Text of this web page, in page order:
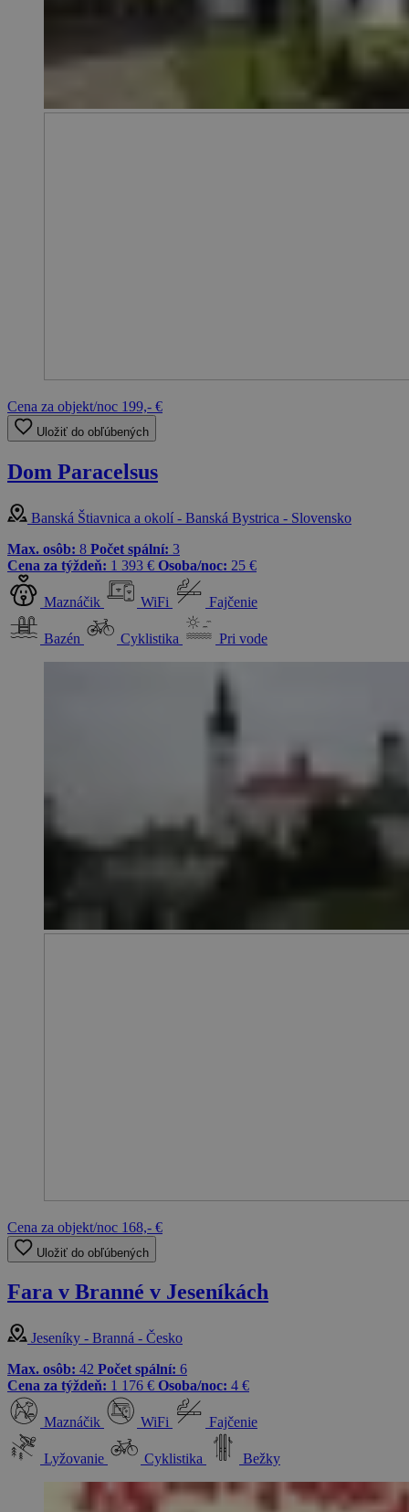
Cena za objekt/noc 199,- €
Uložiť do obľúbených
Dom Paracelsus
Banská Štiavnica a okolí - Banská Bystrica - Slovensko
Max. osôb: 8 Počet spální: 3
Cena za týždeň: 1 393 € Osoba/noc: 25 €
Maznáčik WiFi Fajčenie
Bazén Cyklistika Pri vode
Cena za objekt/noc 168,- €
Uložiť do obľúbených
Fara v Branné v Jeseníkách
Jeseníky - Branná - Česko
Max. osôb: 42 Počet spální: 6
Cena za týždeň: 1 176 € Osoba/noc: 4 €
Maznáčik WiFi Fajčenie
Lyžovanie Cyklistika Bežky